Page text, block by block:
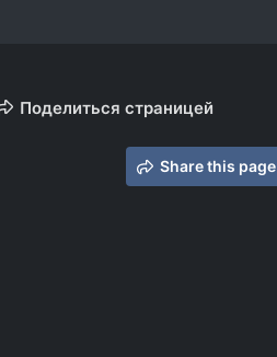
Поделиться страницей
Share this page